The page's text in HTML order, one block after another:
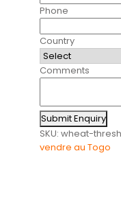
Phone
Country
Comments
Submit Enquiry
SKU:wheat-
vendre au Togo